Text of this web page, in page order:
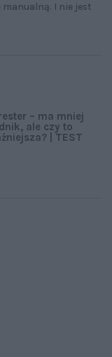
manualną. I nie jest
– ma mniej
ale czy to
| TEST